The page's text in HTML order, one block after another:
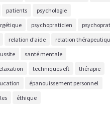
patients
psychologie
psychopraticien
relation d’aide
relation
santé mentale
techniques eft
thérapie
épanouissement personnel
éthique